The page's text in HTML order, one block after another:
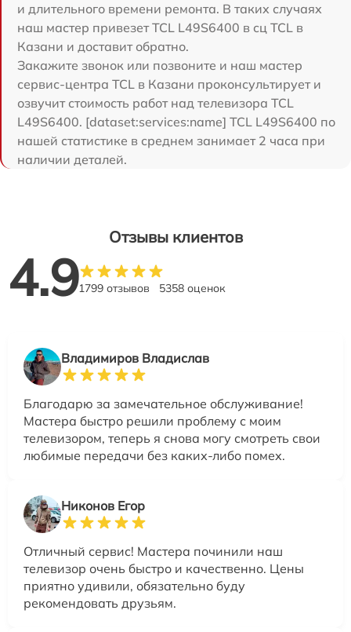
и длительного времени ремонта. В таких случаях
наш мастер привезет TCL L49S6400 в сц TCL в
Казани и доставит обратно.
Закажите звонок или позвоните и наш мастер
сервис-центра TCL в Казани проконсультирует и
озвучит стоимость работ над телевизора TCL
L49S6400. [dataset:services:name] TCL L49S6400 по
нашей статистике в среднем занимает 2 часа при
наличии деталей.
Отзывы клиентов
4.91799 отзывов 5358 оценок
Владимиров Владислав
Благодарю за замечательное обслуживание!
Мастера быстро решили проблему с моим
телевизором, теперь я снова могу смотреть свои
любимые передачи без каких-либо помех.
Никонов Егор
Отличный сервис! Мастера починили наш
телевизор очень быстро и качественно. Цены
приятно удивили, обязательно буду
рекомендовать друзьям.